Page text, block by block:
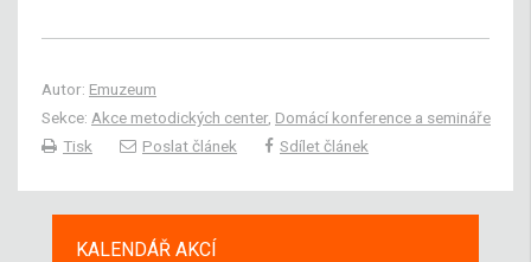
Autor: Emuzeum
Sekce: Akce metodických center, Domácí konference a semináře
Tisk
Poslat článek Sdílet článek
KALENDÁŘ AKCÍ